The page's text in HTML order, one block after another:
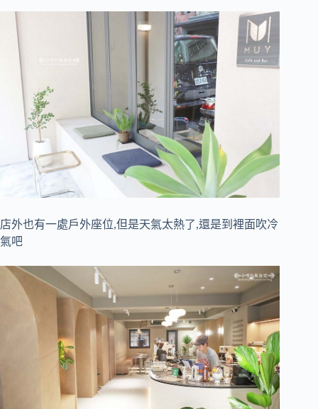
店外也有一處戶外座位,但是天氣太熱了,還是到裡面吹冷
氣吧